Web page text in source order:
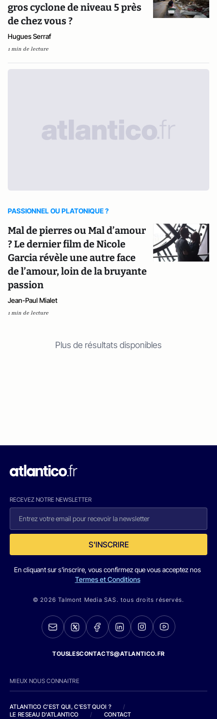
gros cyclone de niveau 5 près
de chez vous ?
Hugues Serraf
1 min de lecture
PASSIONNEL OU PLATONIQUE ?
Mal de pierres ou Mal d’amour
? Le dernier film de Nicole
Garcia révèle une autre face
de l’amour, loin de la bruyante
passion
Jean-Paul Mialet
1 min de lecture
Plus de résultats disponibles
RECEVEZ NOTRE NEWSLETTER
S'INSCRIRE
En cliquant sur s'inscrire, vous confirmez que vous acceptez nos
Termes et Conditions
© 2026 Talmont Media SAS. tous droits réservés.
TOUSLESCONTACTS@ATLANTICO.FR
MIEUX NOUS CONNAITRE
ATLANTICO C'EST QUI, C'EST QUOI ?
/
LE RESEAU D'ATLANTICO
/ CONTACT